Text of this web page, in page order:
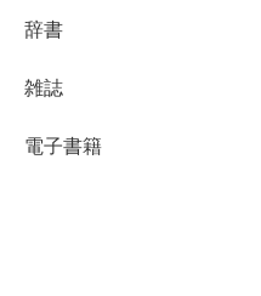
辞書
雑誌
電子書籍